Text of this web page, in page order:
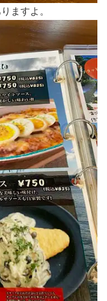
ますよ。